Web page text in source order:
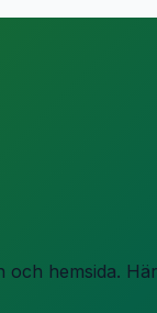
och hemsida.